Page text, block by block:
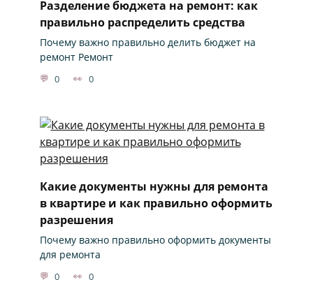
Разделение бюджета на ремонт: как
правильно распределить средства
Почему важно правильно делить бюджет на
ремонт Ремонт
0 0
Какие документы нужны для ремонта
в квартире и как правильно оформить
разрешения
Почему важно правильно оформить документы
для ремонта
0 0